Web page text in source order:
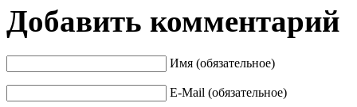
Добавить комментарий
Имя (обязательное)
E-Mail (обязательное)